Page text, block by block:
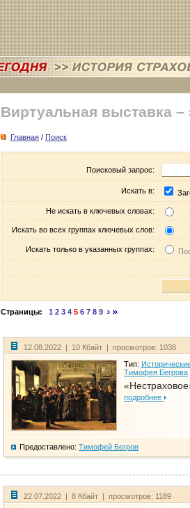
Виртуальная выставка –
Главная / Поиск
Поисковый запрос:
Искать в:
Не искать в ключевых словах:
Искать во всех группах ключевых слов:
Искать только в указанных группах:
Страницы: 1 2 3 4 5 6 7 8 9
12.08.2022 | 10 Кбайт | просмотров: 1038
Тип:
Тимофея Бегрова
подробнее
Предоставлено: Тимофей Бегров
22.07.2022 | 8 Кбайт | просмотров: 1189